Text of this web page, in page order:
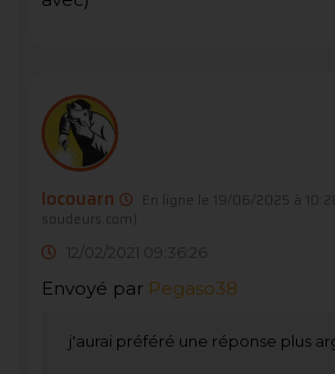
locouarn En ligne le 19/06/2025 à 10:28
soudeurs.com)
12/02/2021 09:36:26
Envoyé par Pegaso38
j'aurai préféré une réponse plus